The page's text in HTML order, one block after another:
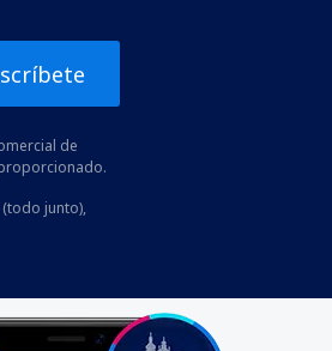
de
junto),